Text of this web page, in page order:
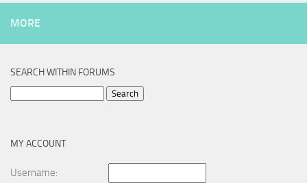
MORE
SEARCH WITHIN FORUMS
MY ACCOUNT
Username: